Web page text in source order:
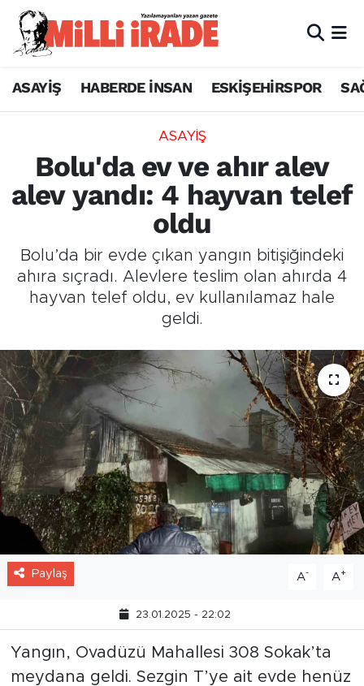
ASAYİŞ HABERDE İNSAN ESKİŞEHİRSPOR
ASAYİŞ
Bolu'da ev ve ahır alev
alev yandı: 4 hayvan telef
oldu
Bolu’da bir evde çıkan yangın bitişiğindeki
ahıra sıçradı. Alevlere teslim olan ahırda 4
hayvan telef oldu, ev kullanılamaz hale
geldi.
Paylaş A- A+
23.01.2025 - 22:02
Yangın, Ovadüzü Mahallesi 308 Sokak’ta
meydana geldi. Sezgin T’ye ait evde henüz